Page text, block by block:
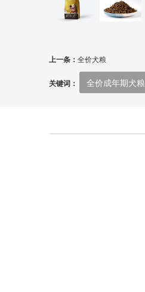
上一条： 全价犬粮
关键词： 全价成年期犬粮